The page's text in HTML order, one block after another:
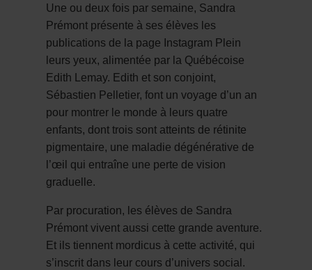
Une ou deux fois par semaine, Sandra
Prémont présente à ses élèves les
publications de la page Instagram Plein
leurs yeux, alimentée par la Québécoise
Edith Lemay. Edith et son conjoint,
Sébastien Pelletier, font un voyage d’un an
pour montrer le monde à leurs quatre
enfants, dont trois sont atteints de rétinite
pigmentaire, une maladie dégénérative de
l’œil qui entraîne une perte de vision
graduelle.
Par procuration, les élèves de Sandra
Prémont vivent aussi cette grande aventure.
Et ils tiennent mordicus à cette activité, qui
s’inscrit dans leur cours d’univers social.